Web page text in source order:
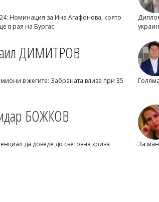
Номинация за Ина Агафонова, която
в рая на Бургас
ДИМИТРОВ
в жегите: Забраната влиза при 35
БОЖКОВ
да доведе до световна криза За